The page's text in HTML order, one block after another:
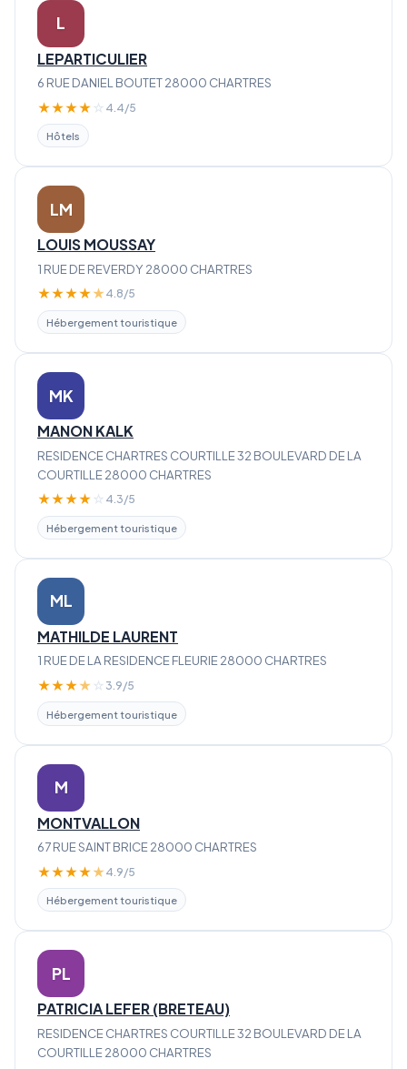
L
LEPARTICULIER
6 RUE DANIEL BOUTET 28000 CHARTRES
★★★★ ☆ 4.4/5
Hôtels
LM
LOUIS MOUSSAY
1 RUE DE REVERDY 28000 CHARTRES
★★★★★ 4.8/5
Hébergement touristique
MK
MANON KALK
RESIDENCE CHARTRES COURTILLE 32 BOULEVARD DE LA
COURTILLE 28000 CHARTRES
★★★★ ☆ 4.3/5
Hébergement touristique
ML
MATHILDE LAURENT
1 RUE DE LA RESIDENCE FLEURIE 28000 CHARTRES
★★★★ ☆ 3.9/5
Hébergement touristique
M
MONTVALLON
67 RUE SAINT BRICE 28000 CHARTRES
★★★★★ 4.9/5
Hébergement touristique
PL
PATRICIA LEFER (BRETEAU)
RESIDENCE CHARTRES COURTILLE 32 BOULEVARD DE LA
COURTILLE 28000 CHARTRES